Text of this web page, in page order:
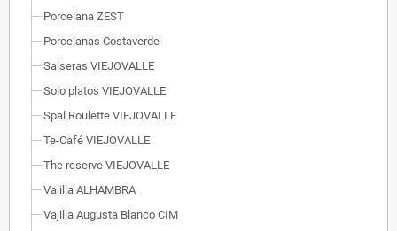
Porcelana ZEST
Porcelanas Costaverde
Salseras VIEJOVALLE
Solo platos VIEJOVALLE
Spal Roulette VIEJOVALLE
Te-Café VIEJOVALLE
The reserve VIEJOVALLE
Vajilla ALHAMBRA
Vajilla Augusta Blanco CIM